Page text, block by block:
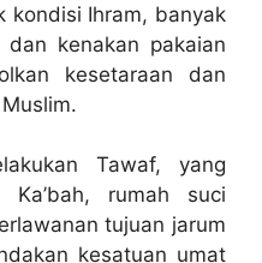
kondisi Ihram, banyak
kenakan pakaian
kesetaraan dan
Tawaf, yang
Ka’bah, rumah suci
tujuan jarum
kesatuan umat